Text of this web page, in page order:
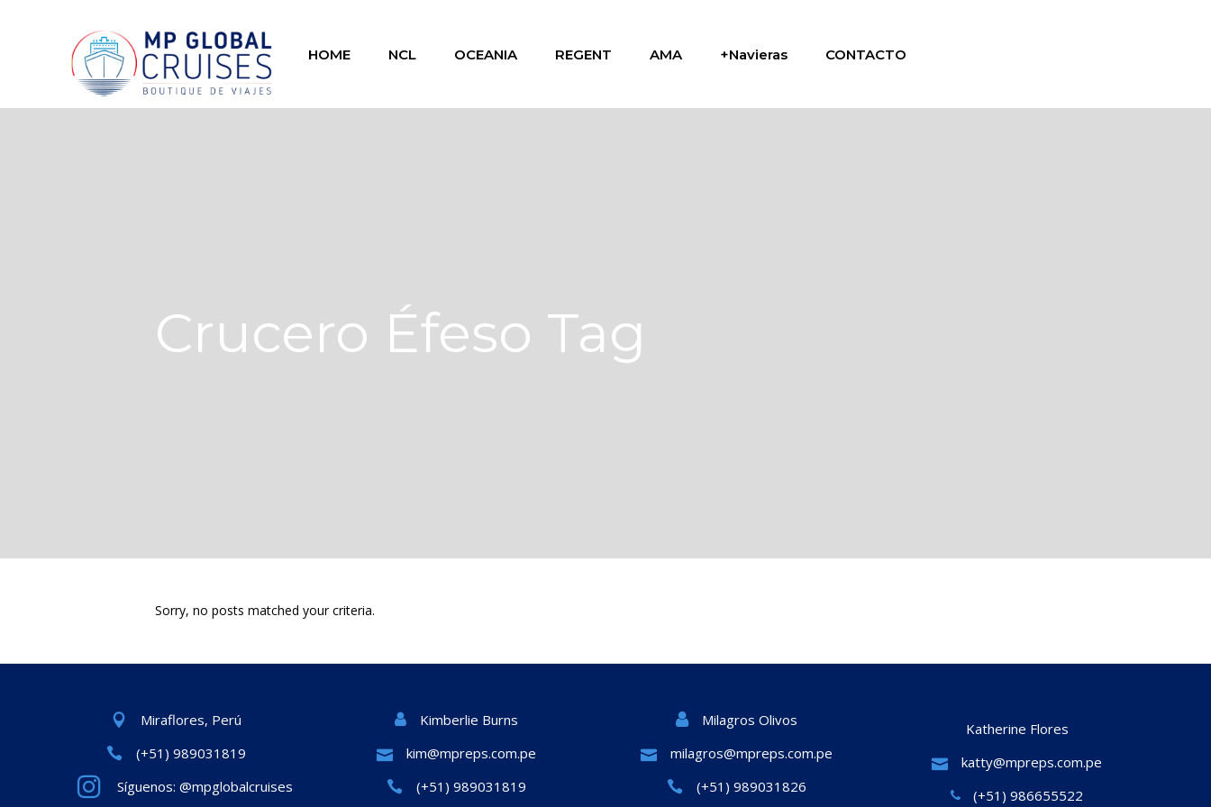
HOME NCL OCEANIA REGENT AMA +Navieras CONTACTO
Crucero Éfeso Tag
Sorry, no posts matched your criteria.
Miraflores, Perú
(+51) 989031819
Síguenos: @mpglobalcruises
Kimberlie Burns
kim@mpreps.com.pe
(+51) 989031819
Milagros Olivos
milagros@mpreps.com.pe
(+51) 989031826
Katherine Flores
katty@mpreps.com.pe
(+51) 986655522